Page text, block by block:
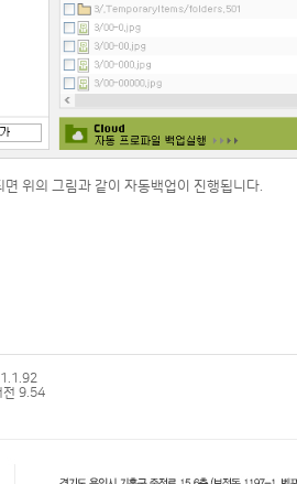
위의 그림과 같이 자동백업이 진행됩니다.
전 9.54